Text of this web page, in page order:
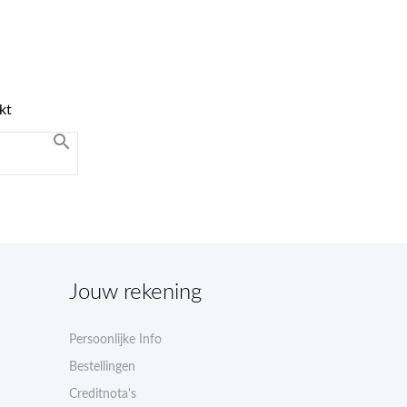

Jouw rekening
Persoonlijke Info
Bestellingen
Creditnota's